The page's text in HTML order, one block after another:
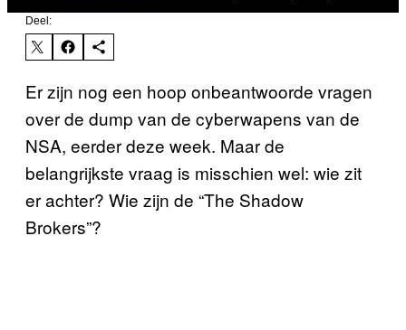
Deel:
Er zijn nog een hoop onbeantwoorde vragen
over de dump van de cyberwapens van de
NSA, eerder deze week. Maar de
belangrijkste vraag is misschien wel: wie zit
er achter? Wie zijn de “The Shadow
Brokers”?